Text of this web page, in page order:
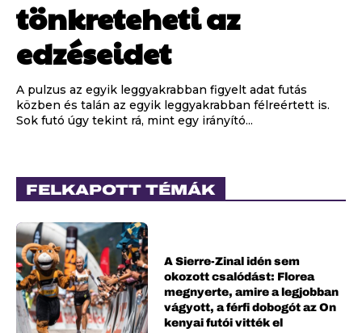
tönkreteheti az
edzéseidet
A pulzus az egyik leggyakrabban figyelt adat futás
közben és talán az egyik leggyakrabban félreértett is.
Sok futó úgy tekint rá, mint egy irányító...
FELKAPOTT TÉMÁK
A Sierre-Zinal idén sem
okozott csalódást: Florea
megnyerte, amire a legjobban
vágyott, a férfi dobogót az On
kenyai futói vitték el